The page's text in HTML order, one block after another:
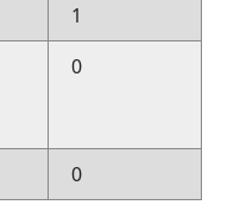
1
0
0